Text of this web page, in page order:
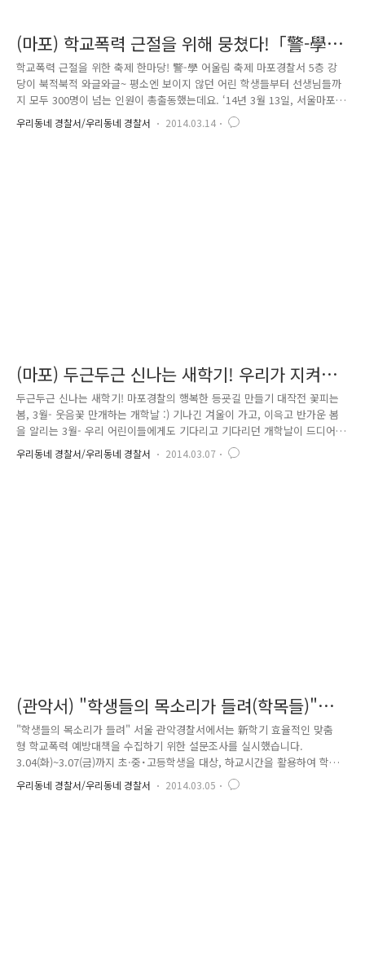
(마포) 학교폭력 근절을 위해 뭉쳤다!「警-學
어울림 축제」한마당
학교폭력 근절을 위한 축제 한마당! 警-學 어울림 축제 마포경찰서 5층 강
당이 북적북적 와글와글~ 평소엔 보이지 않던 어린 학생들부터 선생님들까
지 모두 300명이 넘는 인원이 총출동했는데요. ‘14년 3월 13일, 서울마포
경찰서에서는 신학기 학교폭력 근절을 위한 ’警-學 어울림 축제‘가 열렸답
니다. 이번 행사에서는 마포지역 47개교 학생지도부장, 학생회 간부, 학부
우리동네 경찰서/우리동네 경찰서 2014.03.14
(마포) 두근두근 신나는 새학기! 우리가 지켜주
쟈냐 ~~~
두근두근 신나는 새학기! 마포경찰의 행복한 등굣길 만들기 대작전 꽃피는
봄, 3월- 웃음꽃 만개하는 개학날 :) 기나긴 겨울이 가고, 이윽고 반가운 봄
을 알리는 3월- 우리 어린이들에게도 기다리고 기다리던 개학날이 드디어
다가왔습니다! 새학년, 새학기… 두근두근 떨리는 마음을 안고 새 가방, 새
책을 들고 학교에 들어서는 아이들. 설렘으로 들뜬 표정이 하나같이 행복
우리동네 경찰서/우리동네 경찰서 2014.03.07
(관악서) "학생들의 목소리가 들려(학목들)"학
교폭력 예방 캠페인 및 설문조사
"학생들의 목소리가 들려" 서울 관악경찰서에서는 新학기 효율적인 맞춤
형 학교폭력 예방대책을 수집하기 위한 설문조사를 실시했습니다.
3.04(화)~3.07(금)까지 초·중˙고등학생을 대상, 하교시간을 활용하여 학교
폭력 예방활동을 병행한 집중설문조사를 실시한 예정입니다. 이번 설문조
사로 新학기를 맞이한 학생들에게 학교폭력에 대한 관심도를 높이고, 14년
우리동네 경찰서/우리동네 경찰서 2014.03.05